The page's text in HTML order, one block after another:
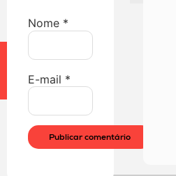
Nome *
E-mail *